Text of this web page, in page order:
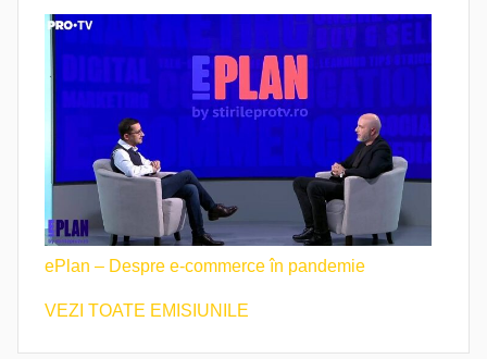
ePlan – Despre e-commerce în pandemie
VEZI TOATE EMISIUNILE